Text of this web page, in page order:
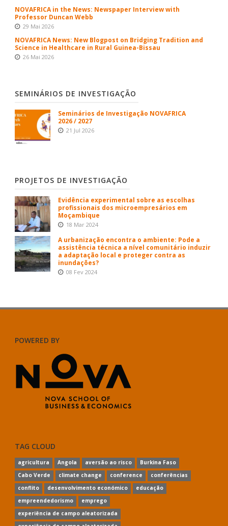
NOVAFRICA in the News: Newspaper Interview with
Professor Duncan Webb
29 Mai 2026
NOVAFRICA News: New Blogpost on Bridging Tradition and
Science in Healthcare in Rural Guinea-Bissau
26 Mai 2026
SEMINÁRIOS DE INVESTIGAÇÃO
Seminários de Investigação NOVAFRICA
2026 / 2027
21 Jul 2026
PROJETOS DE INVESTIGAÇÃO
Evidência experimental sobre as escolhas
profissionais dos microempresários em
Moçambique
18 Mar 2024
A urbanização encontra o ambiente: Pode a
assistência técnica a nível comunitário induzir
a adaptação local e proteger contra as
inundações?
08 Fev 2024
POWERED BY
TAG CLOUD
agricultura Angola aversão ao risco
Burkina Faso
Cabo Verde
climate change conference
conferências
conflito
desenvolvimento económico
educação
empreendedorismo
emprego
experiência de campo aleatorizada